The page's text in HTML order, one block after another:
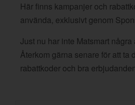
Här finns kampanjer och
använda, exklusivt genom
Just nu har inte Matsmart
Återkom gärna senare för att ta
rabattkoder och bra